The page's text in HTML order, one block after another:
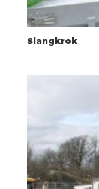
Slangkrok